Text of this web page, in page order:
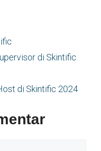
di Skintific
di Skintific 2024